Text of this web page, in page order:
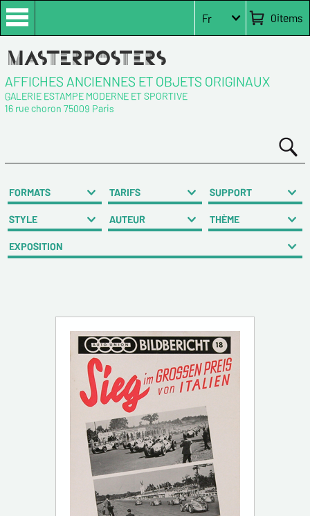
0items
Fr
AFFICHES ANCIENNES ET OBJETS ORIGINAUX
GALERIE ESTAMPE MODERNE ET SPORTIVE
16 rue choron 75009 Paris
FORMATS TARIFS SUPPORT
STYLE AUTEUR THÈME
EXPOSITION